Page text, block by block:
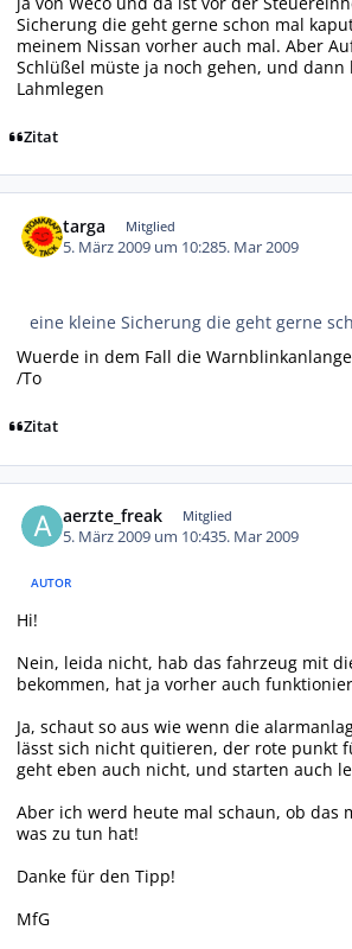
Sicherung die geht gerne schon mal
meinem Nissan vorher auch mal. Aber
Schlüßel müste ja noch gehen, und dann
Lahmlegen
Zitat
targa Mitglied
5. März 2009 um 10:285. Mar 2009
eine kleine Sicherung die geht gerne
Wuerde in dem Fall die
/To
Zitat
aerzte_freak Mitglied
5. März 2009 um 10:435. Mar 2009
AUTOR
Hi!
Nein, leida nicht, hab das fahrzeug mit
bekommen, hat ja vorher auch
Ja, schaut so aus wie wenn die
lässt sich nicht quitieren, der rote punkt
geht eben auch nicht, und starten auch
Aber ich werd heute mal schaun, ob das
was zu tun hat!
Danke für den Tipp!
MfG